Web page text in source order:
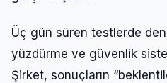
Üç gün süren testlerde
yüzdürme ve güvenlik
Şirket, sonuçların